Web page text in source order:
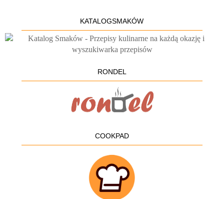
KATALOGSMAKÓW
RONDEL
COOKPAD